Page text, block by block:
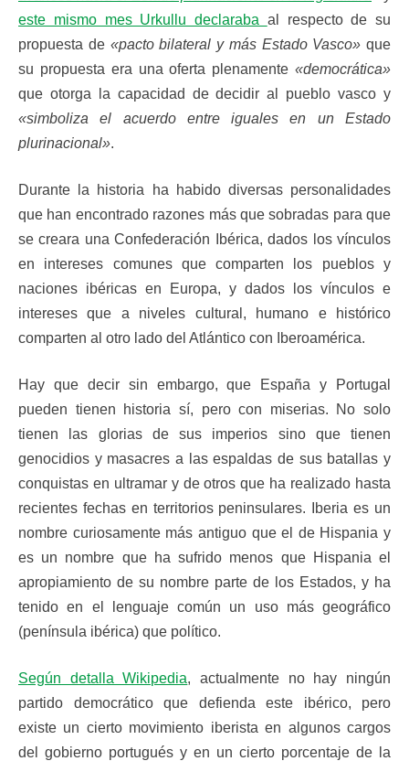
este mismo mes Urkullu declaraba al respecto de su
propuesta de «pacto bilateral y más Estado Vasco» que
su propuesta era una oferta plenamente «democrática»
que otorga la capacidad de decidir al pueblo vasco y
«simboliza el acuerdo entre iguales en un Estado
plurinacional».
Durante la historia ha habido diversas personalidades
que han encontrado razones más que sobradas para que
se creara una Confederación Ibérica, dados los vínculos
en intereses comunes que comparten los pueblos y
naciones ibéricas en Europa, y dados los vínculos e
intereses que a niveles cultural, humano e histórico
comparten al otro lado del Atlántico con Iberoamérica.
Hay que decir sin embargo, que España y Portugal
pueden tienen historia sí, pero con miserias. No solo
tienen las glorias de sus imperios sino que tienen
genocidios y masacres a las espaldas de sus batallas y
conquistas en ultramar y de otros que ha realizado hasta
recientes fechas en territorios peninsulares. Iberia es un
nombre curiosamente más antiguo que el de Hispania y
es un nombre que ha sufrido menos que Hispania el
apropiamiento de su nombre parte de los Estados, y ha
tenido en el lenguaje común un uso más geográfico
(península ibérica) que político.
Según detalla Wikipedia, actualmente no hay ningún
partido democrático que defienda este ibérico, pero
existe un cierto movimiento iberista en algunos cargos
del gobierno portugués y en un cierto porcentaje de la